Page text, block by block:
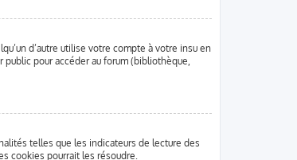
d’autre utilise votre compte à votre insu en
pour accéder au forum (bibliothèque,
telles que les indicateurs de lecture des
cookies pourrait les résoudre.